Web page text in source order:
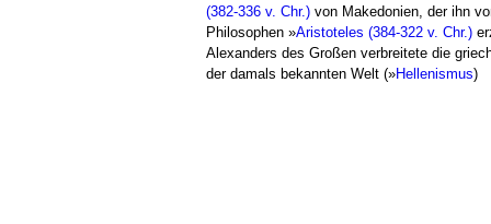
(382-336 v. Chr.) von Makedonien, der ihn
Philosophen »Aristoteles (384-322 v. Chr.)
Alexanders des Großen verbreitete die
der damals bekannten Welt (»Hellenismus)